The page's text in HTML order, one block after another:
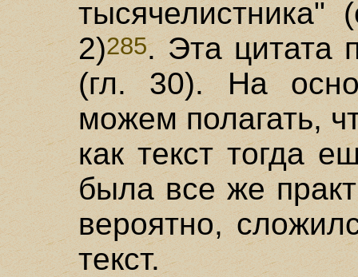
2)285. Эта цитата
(гл. 30). На
можем полагать,
как текст тогда
была все же
вероятно,
текст.